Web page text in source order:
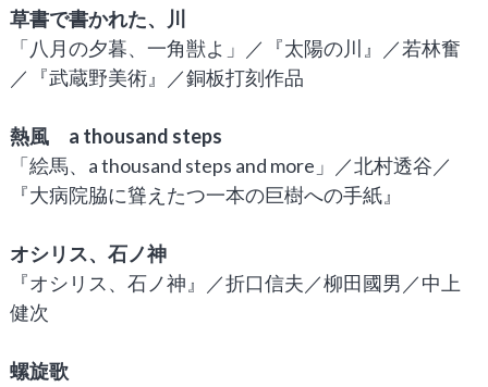
草書で書かれた、川
「八月の夕暮、一角獣よ」／『太陽の川』／若林奮
／『武蔵野美術』／銅板打刻作品
熱風 a thousand steps
「絵馬、a thousand steps and more」／北村透谷／
『大病院脇に聳えたつ一本の巨樹への手紙』
オシリス、石ノ神
『オシリス、石ノ神』／折口信夫／柳田國男／中上
健次
螺旋歌